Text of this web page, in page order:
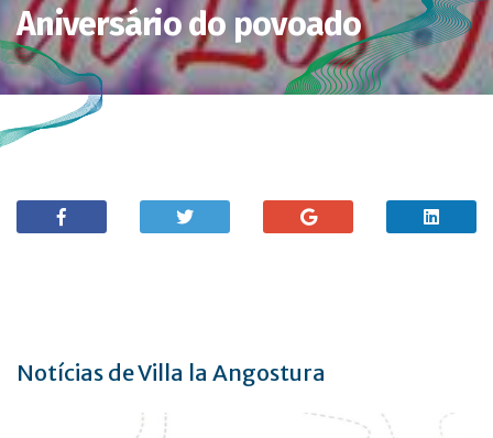
Aniversário do povoado
Notícias de Villa la Angostura